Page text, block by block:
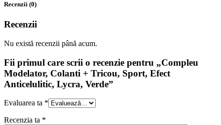
Recenzii (0)
Recenzii
Nu există recenzii până acum.
Fii primul care scrii o recenzie pentru „Compleu
Modelator, Colanti + Tricou, Sport, Efect
Anticelulitic, Lycra, Verde”
Evaluarea ta *
Recenzia ta *